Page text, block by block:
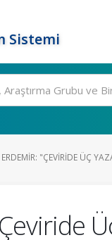
Sistemi
"ÇEVIRIDE ÜÇ